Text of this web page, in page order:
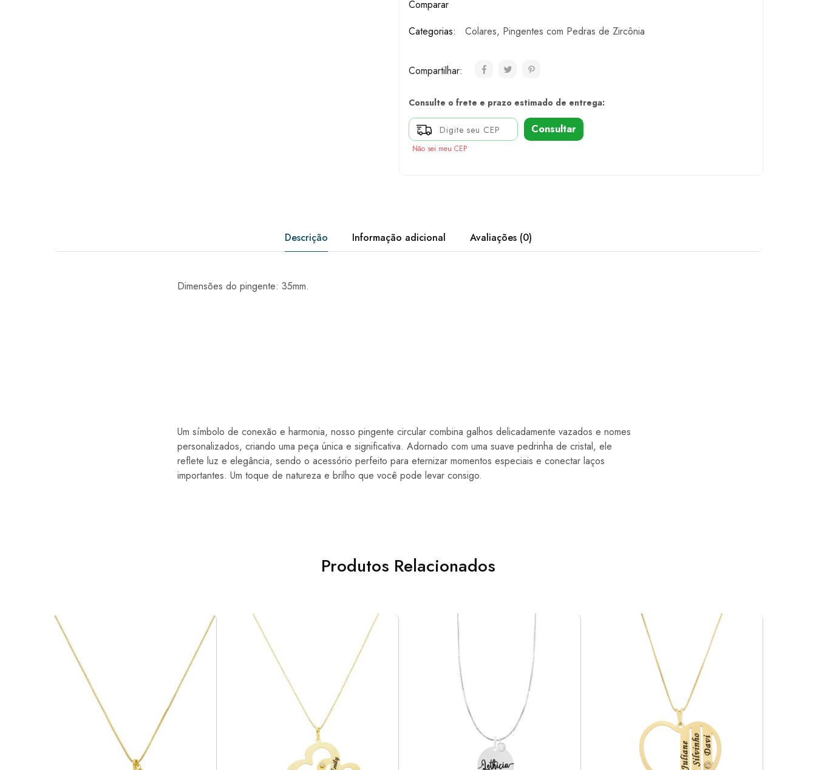
Comparar
Categorias:
Colares, Pingentes com Pedras de Zircônia
Compartilhar:
Consulte o frete e prazo estimado de entrega:
Consultar
Não sei meu CEP
Descrição Informação adicional Avaliações (0)
Dimensões do pingente: 35mm.
Um símbolo de conexão e harmonia, nosso pingente circular combina galhos delicadamente vazados e nomes
personalizados, criando uma peça única e significativa. Adornado com uma suave pedrinha de cristal, ele
reflete luz e elegância, sendo o acessório perfeito para eternizar momentos especiais e conectar laços
importantes. Um toque de natureza e brilho que você pode levar consigo.
Produtos Relacionados